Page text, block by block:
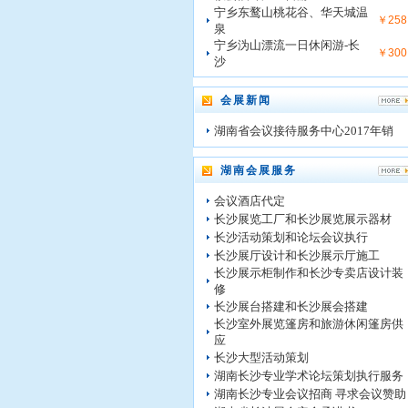
宁乡东鹜山桃花谷、华天城温
泉
￥258
宁乡沩山漂流一日休闲游-长
沙
￥300
会展新闻
湖南省会议接待服务中心2017年销
湖南会展服务
会议酒店代定
长沙展览工厂和长沙展览展示器材
长沙活动策划和论坛会议执行
长沙展厅设计和长沙展示厅施工
长沙展示柜制作和长沙专卖店设计装
修
长沙展台搭建和长沙展会搭建
长沙室外展览篷房和旅游休闲篷房供
应
长沙大型活动策划
湖南长沙专业学术论坛策划执行服务
湖南长沙专业会议招商 寻求会议赞助